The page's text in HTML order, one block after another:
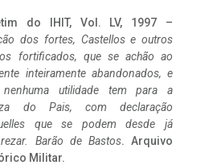
do IHIT, Vol. LV, 1997 –
dos fortes, Castellos e outros
fortificados, que se achão ao
inteiramente abandonados, e
utilidade tem para a
do Pais, com declaração
que se podem desde já
Barão de Bastos. Arquivo
Militar.